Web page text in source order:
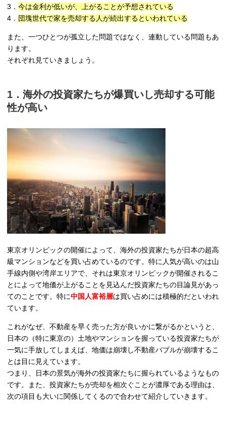
3． 今は金利が低いが、上がることが予想されている
4． 団塊世代で家を売却する人が続出するといわれている
また、一つひとつが孤立した問題ではなく、連動している問題もあ
ります。
それぞれ見ていきましょう。
1．海外の投資家たちが爆買いし売却する可能
性が高い
東京オリンピックの開催によって、海外の投資家たちが日本の超高
級マンションなどを買い占めているのです。特に人気が高いのは山
手線内側や湾岸エリアで、それは東京オリンピックが開催されるこ
とによって地価が上がることを見込んだ投資家たちの目論見があっ
てのことです。特に中国人富裕層は買い占めには積極的だといわれ
ています。
これがなぜ、不動産を早く売った方が良いかに繋がるかというと、
日本の（特に東京の）土地やマンションを握っている投資家たちが
一気に手放してしまえば、地価は崩壊し不動産バブルが崩壊するこ
とは目に見えています。
つまり、日本の景気が海外の投資家たちに握られているようなもの
です。また、投資家たちが売却を相次ぐことが濃厚である理由は、
次の項目も大いに関係してくるので合わせて紹介していきます。